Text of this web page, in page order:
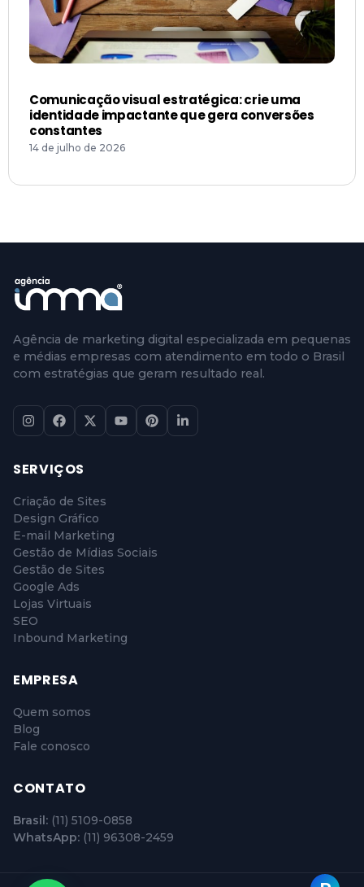
Comunicação visual estratégica: crie uma
identidade impactante que gera conversões
constantes
14 de julho de 2026
Agência de marketing digital especializada em pequenas
e médias empresas com atendimento em todo o Brasil
com estratégias que geram resultado real.
SERVIÇOS
Criação de Sites
Design Gráfico
E-mail Marketing
Gestão de Mídias Sociais
Gestão de Sites
Google Ads
Lojas Virtuais
SEO
Inbound Marketing
EMPRESA
Quem somos
Blog
Fale conosco
CONTATO
Brasil: (11) 5109-0858
WhatsApp: (11) 96308-2459